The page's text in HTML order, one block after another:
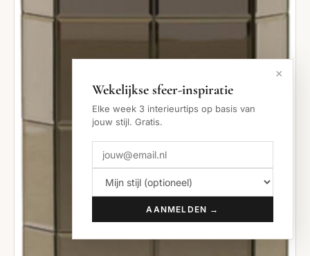
×
Wekelijkse sfeer-inspiratie
Elke week 3 interieurtips op basis van
jouw stijl. Gratis.
AANMELDEN →